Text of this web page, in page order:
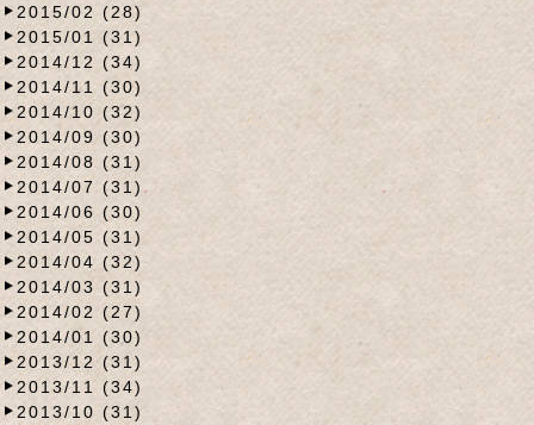
2015/02 (28)
2015/01 (31)
2014/12 (34)
2014/11 (30)
2014/10 (32)
2014/09 (30)
2014/08 (31)
2014/07 (31)
2014/06 (30)
2014/05 (31)
2014/04 (32)
2014/03 (31)
2014/02 (27)
2014/01 (30)
2013/12 (31)
2013/11 (34)
2013/10 (31)